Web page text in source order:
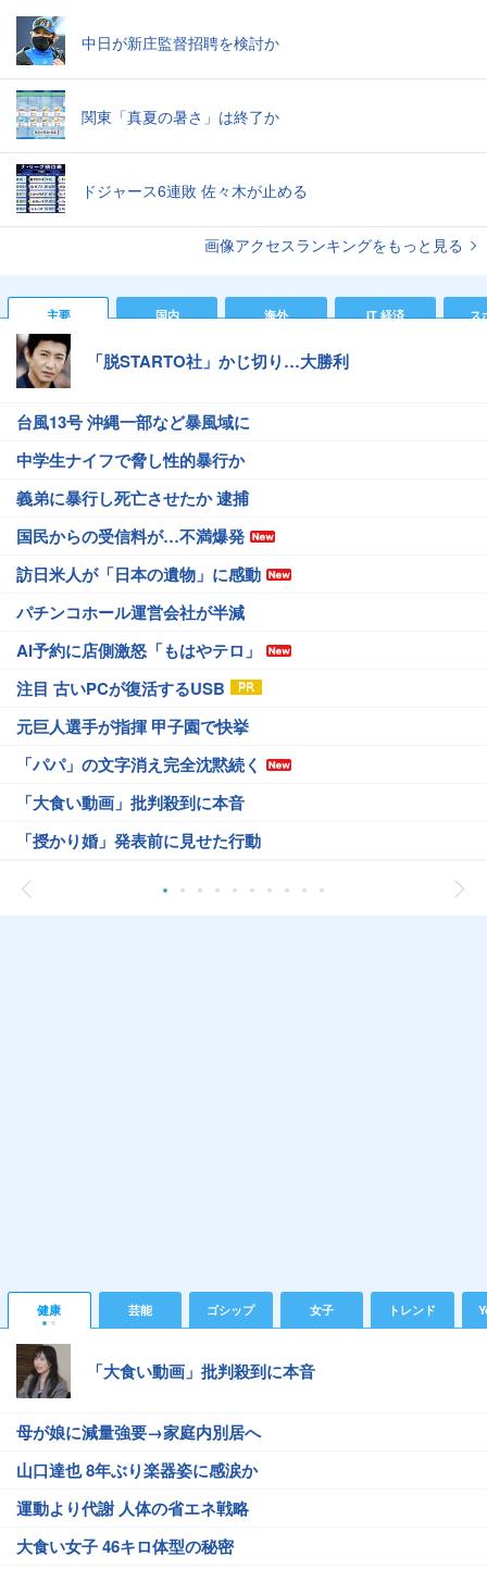
中日が新庄監督招聘を検討か
関東「真夏の暑さ」は終了か
ドジャース6連敗 佐々木が止める
画像アクセスランキングをもっと見る
主要 国内 海外 IT 経済 ス
「脱STARTO社」かじ切り…大勝利
台風13号 沖縄一部など暴風域に
中学生ナイフで脅し性的暴行か
義弟に暴行し死亡させたか 逮捕
国民からの受信料が…不満爆発
訪日米人が「日本の遺物」に感動
パチンコホール運営会社が半減
AI予約に店側激怒「もはやテロ」
注目 古いPCが復活するUSB
元巨人選手が指揮 甲子園で快挙
「パパ」の文字消え完全沈黙続く
「大食い動画」批判殺到に本音
「授かり婚」発表前に見せた行動
健康 芸能 ゴシップ 女子 トレンド
「大食い動画」批判殺到に本音
母が娘に減量強要→家庭内別居へ
山口達也 8年ぶり楽器姿に感涙か
運動より代謝 人体の省エネ戦略
大食い女子 46キロ体型の秘密